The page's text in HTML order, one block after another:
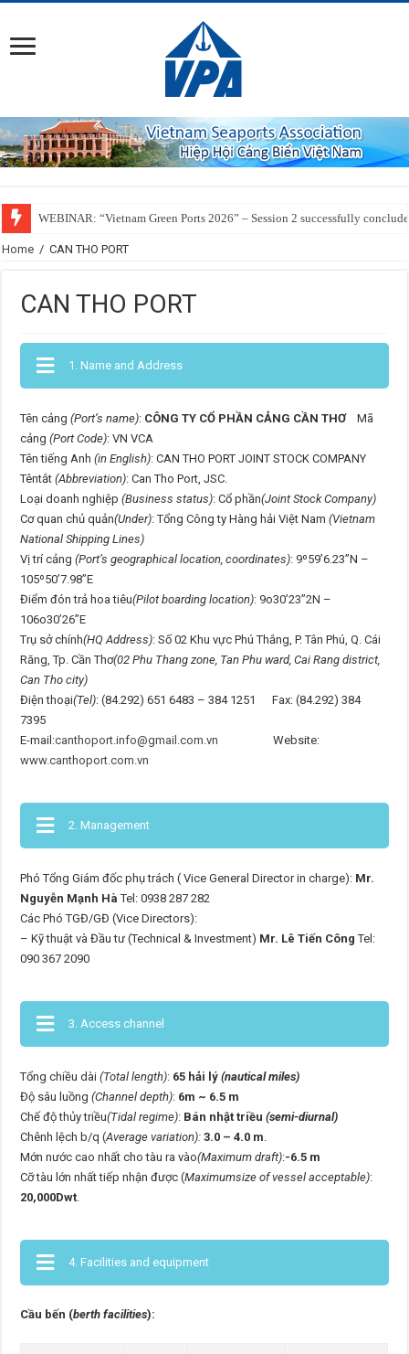
WEBINAR: “Vietnam Green Ports 2026” – Session 2 successfully
Home / CAN THO PORT
CAN THO PORT
1. Name and Address
Tên cảng(Port’s name): CÔNG TY CỔ PHẦN CẢNG CẦN THƠMã
cảng(Port Code): VN VCA
Tên tiếng Anh(in English): CAN THO PORT JOINT STOCK COMPANY
Têntắt(Abbreviation): Can Tho Port, JSC.
Loại doanh nghiệp(Business status): Cổ phần(Joint Stock Company)
Cơ quan chủ quản(Under): Tổng Công ty Hàng hải Việt Nam(Vietnam
National Shipping Lines)
Vị trí cảng(Port’s geographical location, coordinates): 9º59’6.23”N –
105º50’7.98”E
Điểm đón trả hoa tiêu(Pilot boarding location): 9o30’23”2N –
106o30’26”E
Trụ sở chính(HQ Address): Số 02 Khu vực Phú Thắng, P. Tân Phú, Q. Cái
Răng, Tp. Cần Thơ(02 Phu Thang zone, Tan Phu ward, Cai Rang district,
Can Tho city)
Điện thoại(Tel): (84.292) 651 6483 – 384 1251 Fax: (84.292) 384
7395
E-mail:canthoport.info@gmail.com.vn Website:
www.canthoport.com.vn
2. Management
Phó Tổng Giám đốc phụ trách ( Vice General Director in charge): Mr.
Nguyễn Mạnh Hà Tel: 0938 287 282
Các Phó TGĐ/GĐ (Vice Directors):
– Kỹ thuật và Đầu tư (Technical & Investment) Mr. Lê Tiến Công Tel:
090 367 2090
3. Access channel
Tổng chiều dài(Total length): 65 hải lý(nautical miles)
Độ sâu luồng(Channel depth): 6m ~ 6.5 m
Chế độ thủy triều(Tidal regime): Bán nhật triều(semi-diurnal)
Chênh lệch b/q (Average variation):3.0 – 4.0 m
Mớn nước cao nhất cho tàu ra vào(Maximum draft):-6.5 m
Cỡ tàu lớn nhất tiếp nhận được (Maximumsize of vessel acceptable):
20,000Dwt
4. Facilities and equipment
Cầu bến (berth facilities):